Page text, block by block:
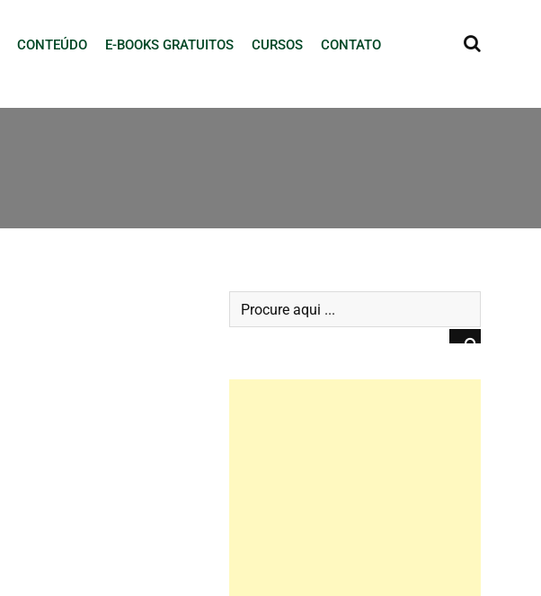
CONTEÚDO E-BOOKS GRATUITOS CURSOS CONTATO